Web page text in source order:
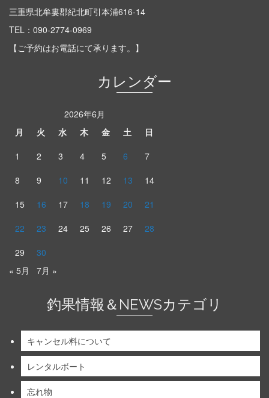
三重県北牟婁郡紀北町引本浦616-14
TEL： 090-2774-0969
【ご予約はお電話にて承ります。】
カレンダー
2026年6月
月
火 水 木 金 土
日
1
2 3 4 5 6
7
8
9 10 11 12 13
14
15
16 17 18 19 20
21
22
23 24 25 26 27
28
29
30
« 5月
7月 »
釣果情報＆NEWSカテゴリ
キャンセル料について
レンタルボート
忘れ物